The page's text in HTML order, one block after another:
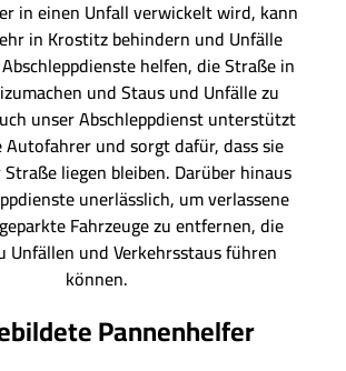
in einen Unfall verwickelt wird, kann
in Krostitz behindern und Unfälle
helfen, die Straße in
und Staus und Unfälle zu
unser Abschleppdienst unterstützt
und sorgt dafür, dass sie
liegen bleiben. Darüber hinaus
unerlässlich, um verlassene
Fahrzeuge zu entfernen, die
Unfällen und Verkehrsstaus führen
können.
Pannenhelfer